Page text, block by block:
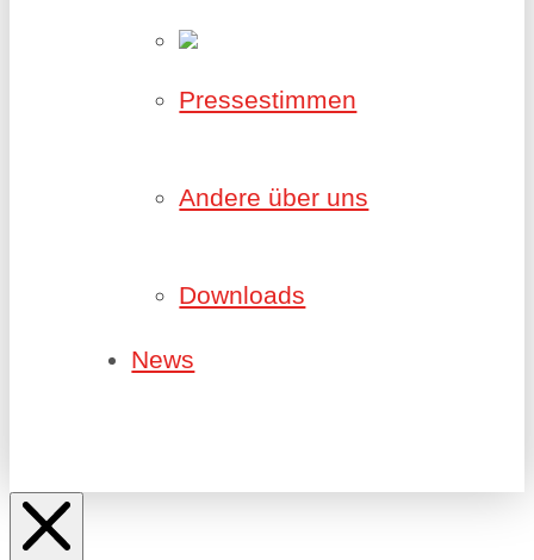
Pressestimmen
Andere über uns
Downloads
News